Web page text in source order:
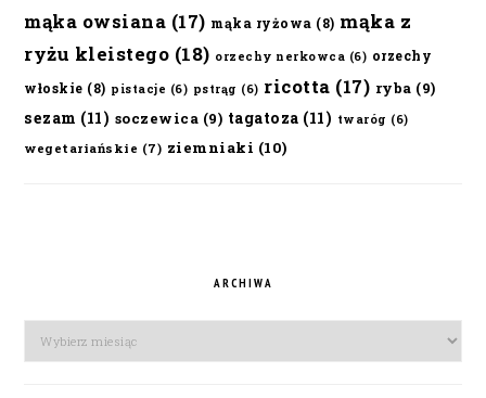
mąka owsiana (17) mąka ryżowa (8) mąka z
ryżu kleistego (18) orzechy nerkowca (6) orzechy
włoskie (8) pistacje (6) pstrąg (6) ricotta (17) ryba (9)
sezam (11) soczewica (9) tagatoza (11) twaróg (6)
wegetariańskie (7) ziemniaki (10)
ARCHIWA
Archiwa